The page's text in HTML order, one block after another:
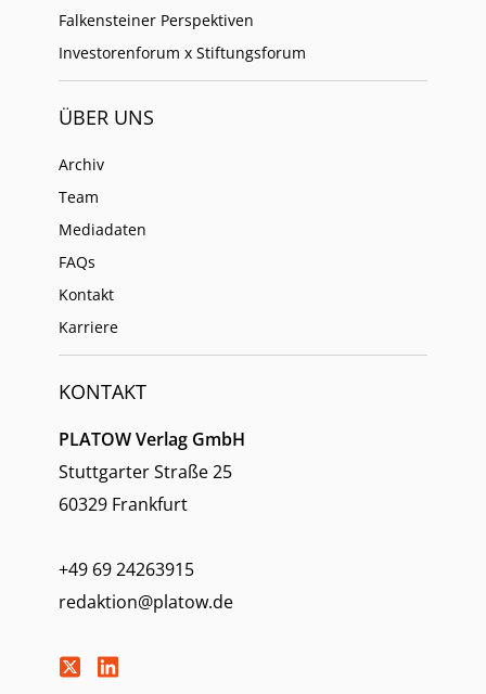
Falkensteiner Perspektiven
Investorenforum x Stiftungsforum
ÜBER UNS
Archiv
Team
Mediadaten
FAQs
Kontakt
Karriere
KONTAKT
PLATOW Verlag GmbH
Stuttgarter Straße 25
60329 Frankfurt
+49 69 24263915
redaktion@platow.de